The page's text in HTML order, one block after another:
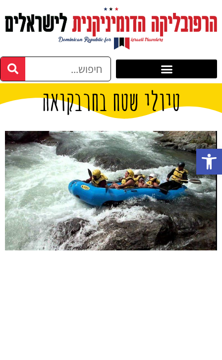
טיולי שטח בחרבקואה
פתח סרגל נגישות